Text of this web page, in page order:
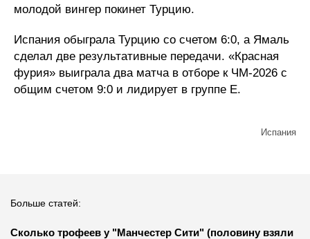
молодой вингер покинет Турцию.
Испания обыграла Турцию со счетом 6:0, а Ямаль
сделал две результативные передачи. «Красная
фурия» выиграла два матча в отборе к ЧМ-2026 с
общим счетом 9:0 и лидирует в группе Е.
Испания
Больше статей:
Сколько трофеев у "Манчестер Сити" (половину взяли